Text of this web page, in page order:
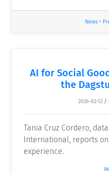
News•
AI for Social
the
2026-02-12 /
Tania Cruz Cordero,
International, reports
experience.